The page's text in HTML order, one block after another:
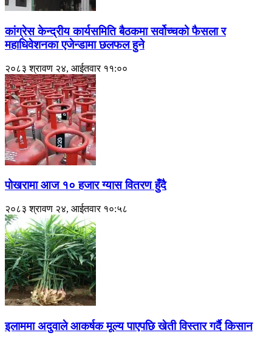
कांग्रेस केन्द्रीय कार्यसमिति बैठकमा सर्वोच्चको फैसला र
महाधिवेशनका एजेन्डामा छलफल हुने
२०८३ श्रावण २४, आईतवार ११:००
पोखरामा आज १० हजार ग्यास वितरण हुँदै
२०८३ श्रावण २४, आईतवार १०:५८
इलाममा अदुवाले आकर्षक मूल्य पाएपछि खेती विस्तार गर्दै किसान